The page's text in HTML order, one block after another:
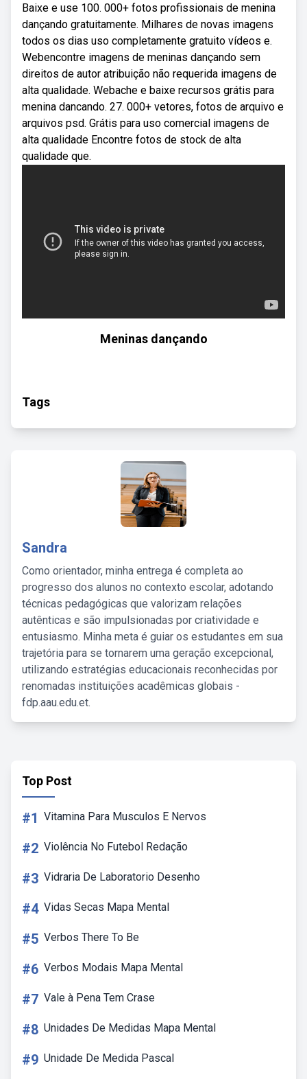
Baixe e use 100. 000+ fotos profissionais de menina
dançando gratuitamente. Milhares de novas imagens
todos os dias uso completamente gratuito vídeos e.
Webencontre imagens de meninas dançando sem
direitos de autor atribuição não requerida imagens de
alta qualidade. Webache e baixe recursos grátis para
menina dancando. 27. 000+ vetores, fotos de arquivo e
arquivos psd. Grátis para uso comercial imagens de
alta qualidade Encontre fotos de stock de alta
qualidade que.
Meninas dançando
Tags
Sandra
Como orientador, minha entrega é completa ao
progresso dos alunos no contexto escolar, adotando
técnicas pedagógicas que valorizam relações
autênticas e são impulsionadas por criatividade e
entusiasmo. Minha meta é guiar os estudantes em sua
trajetória para se tornarem uma geração excepcional,
utilizando estratégias educacionais reconhecidas por
renomadas instituições acadêmicas globais -
fdp.aau.edu.et.
Top Post
#1 Vitamina Para Musculos E Nervos
#2 Violência No Futebol Redação
#3 Vidraria De Laboratorio Desenho
#4 Vidas Secas Mapa Mental
#5 Verbos There To Be
#6 Verbos Modais Mapa Mental
#7 Vale à Pena Tem Crase
#8 Unidades De Medidas Mapa Mental
#9 Unidade De Medida Pascal